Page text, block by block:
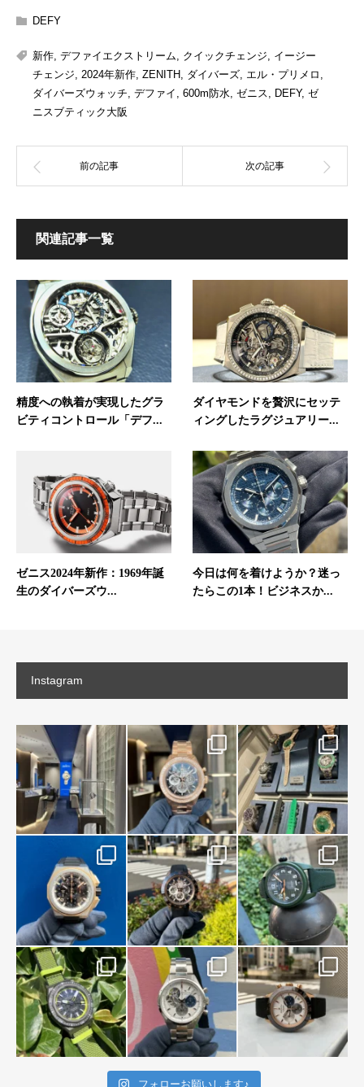
DEFY
新作 デファイエクストリーム クイックチェンジ
イージー
チェンジ
2024年新作 ZENITH ダイバーズ エル・プリメロ
ダイバーズウォッチ デファイ 600m防水 ゼニス DEFY, ゼ
ニスブティック大阪
関連記事一覧
精度への執着が実現したグラ
ビティコントロール「デフ...
ダイヤモンドを贅沢にセッテ
ィングしたラグジュアリー...
ゼニス2024年新作：1969年誕
生のダイバーズウ...
今日は何を着けようか？迷っ
たらこの1本！ビジネスか...
Instagram
フォローお願いします♪